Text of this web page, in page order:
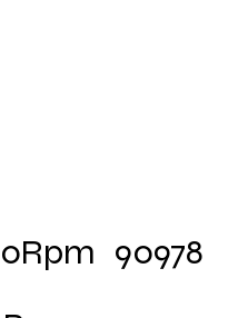
90978